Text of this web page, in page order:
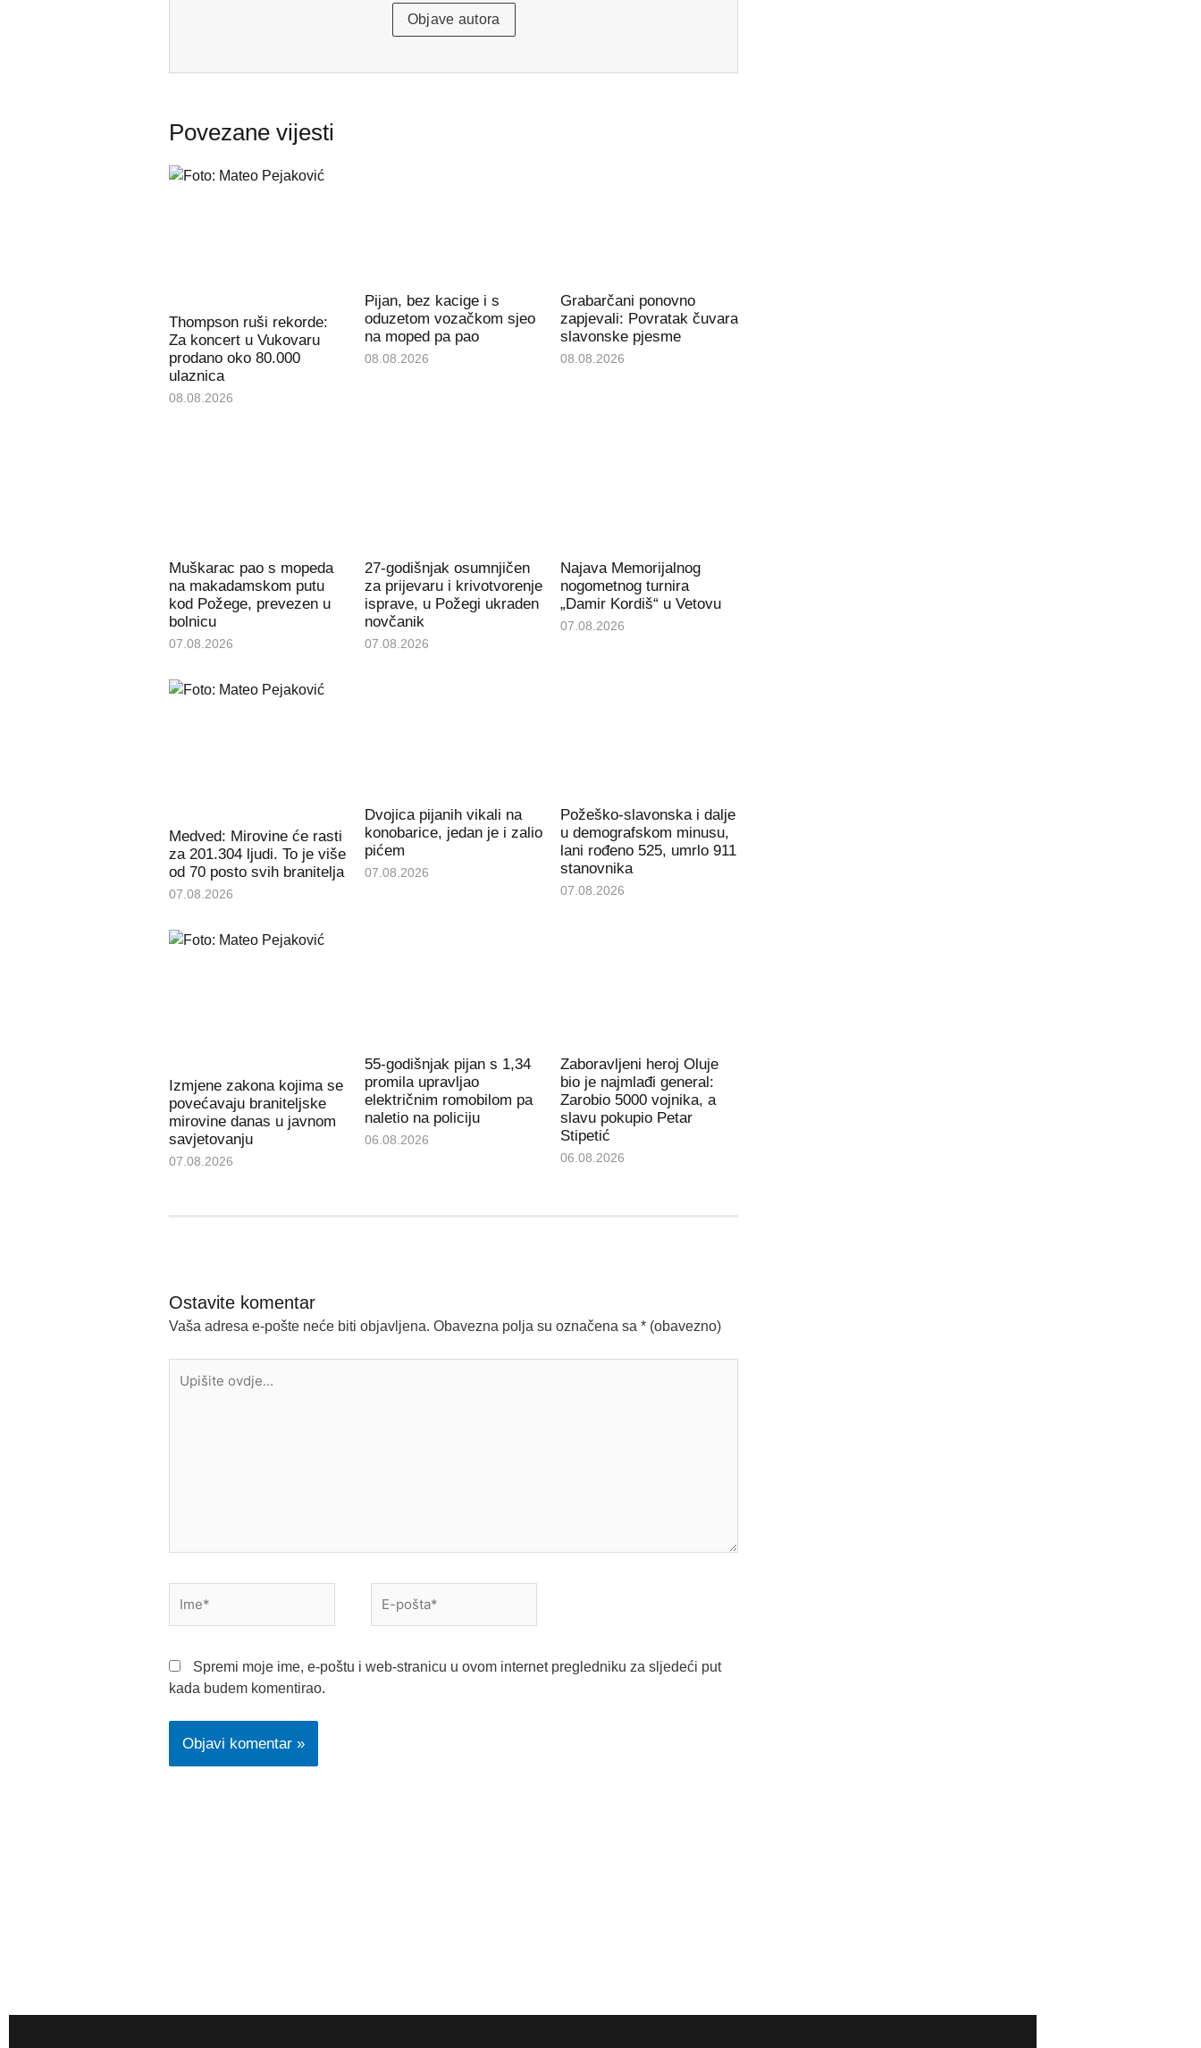
Objave autora
Povezane vijesti
Thompson ruši rekorde:
Za koncert u Vukovaru
prodano oko 80.000
ulaznica
08.08.2026
Pijan, bez kacige i s
oduzetom vozačkom sjeo
na moped pa pao
08.08.2026
Grabarčani ponovno
zapjevali: Povratak čuvara
slavonske pjesme
08.08.2026
Muškarac pao s mopeda
na makadamskom putu
kod Požege, prevezen u
bolnicu
07.08.2026
27-godišnjak osumnjičen
za prijevaru i krivotvorenje
isprave, u Požegi ukraden
novčanik
07.08.2026
Najava Memorijalnog
nogometnog turnira
„Damir Kordiš“ u Vetovu
07.08.2026
Medved: Mirovine će rasti
za 201.304 ljudi. To je više
od 70 posto svih branitelja
07.08.2026
Dvojica pijanih vikali na
konobarice, jedan je i zalio
pićem
07.08.2026
Požeško-slavonska i dalje
u demografskom minusu,
lani rođeno 525, umrlo 911
stanovnika
07.08.2026
Izmjene zakona kojima se
povećavaju braniteljske
mirovine danas u javnom
savjetovanju
07.08.2026
55-godišnjak pijan s 1,34
promila upravljao
električnim romobilom pa
naletio na policiju
06.08.2026
Zaboravljeni heroj Oluje
bio je najmlađi general:
Zarobio 5000 vojnika, a
slavu pokupio Petar
Stipetić
06.08.2026
Ostavite komentar
Vaša adresa e-pošte neće biti objavljena. Obavezna polja su označena sa * (obavezno)
ovdje...
pošta*
Spremi moje ime, e-poštu i web-stranicu u ovom internet pregledniku za sljedeći put
kada budem komentirao.